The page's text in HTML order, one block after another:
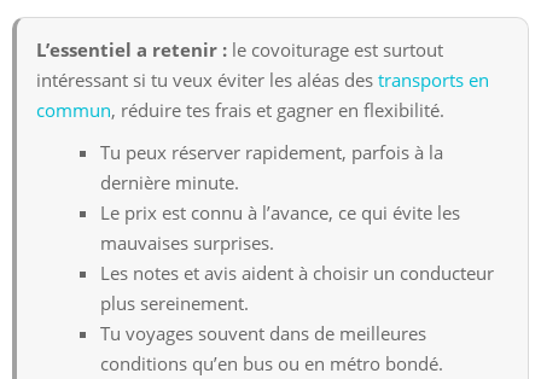
L’essentiel a retenir : le covoiturage est surtout
intéressant si tu veux éviter les aléas des transports en
commun, réduire tes frais et gagner en flexibilité.
Tu peux réserver rapidement, parfois à la
dernière minute.
Le prix est connu à l’avance, ce qui évite les
mauvaises surprises.
Les notes et avis aident à choisir un conducteur
plus sereinement.
Tu voyages souvent dans de meilleures
conditions qu’en bus ou en métro bondé.